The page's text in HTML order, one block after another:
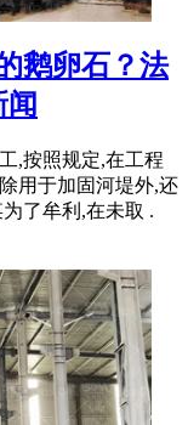
鹅卵石？法
,按照规定,在工程
用于加固河堤外,还
了牟利,在未取 .